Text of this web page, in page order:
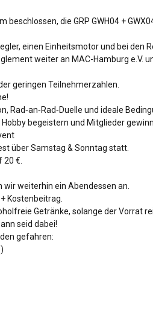
beschlossen, die GRP GWH04 +
einen Einheitsmotor und bei den
weiter an MAC-Hamburg e.V.
geringen Teilnehmerzahlen.
Rad‑an‑Rad‑Duelle und ideale
begeistern und Mitglieder
über Samstag & Sonntag statt.
20 €.
wir weiterhin ein Abendessen an.
Kostenbeitrag.
Getränke, solange der Vorrat
seid dabei!
gefahren: